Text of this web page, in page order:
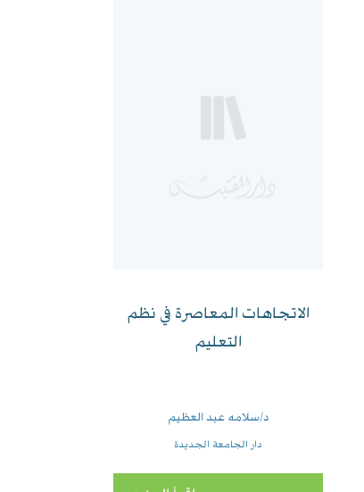
الاتجاهات المعاصرة في نظم
التعليم
د/سلامه عبد العظيم
دار الجامعة الجديدة